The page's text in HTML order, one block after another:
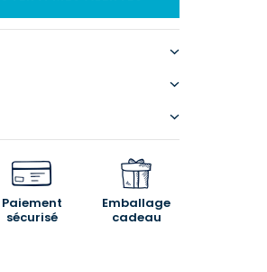
Paiement
sécurisé
Emballage
cadeau